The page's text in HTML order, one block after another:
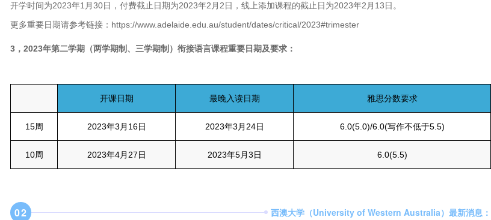
开学时间为2023年1月30日，付费截止日期为2023年2月2日，线上添加课程的截止日为2023年2月13日。
更多重要日期请参考链接：https://www.adelaide.edu.au/student/dates/critical/2023#trimester
3，2023年第二学期（两学期制、三学期制）衔接语言课程重要日期及要求：
开课日期 最晚入读日期 雅思分数要求
15周 2023年3月16日 2023年3月24日 6.0(5.0)/6.0(写作不低于5.5)
10周 2023年4月27日 2023年5月3日 6.0(5.5)
02 西澳大学（University of Western Australia）最新消息：